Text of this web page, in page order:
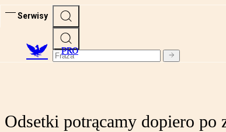
Serwisy
PRO
Odsetki potrącamy dopiero po